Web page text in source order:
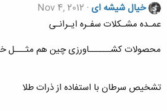
خیال شیشه ای Nov 4, 2012
عمـده مشـکلات سفـره ایـرانـی
محصولات کشــــــاورزی چین هم مثـــل
تشخیص سرطان با استفاده از ذرات طلا